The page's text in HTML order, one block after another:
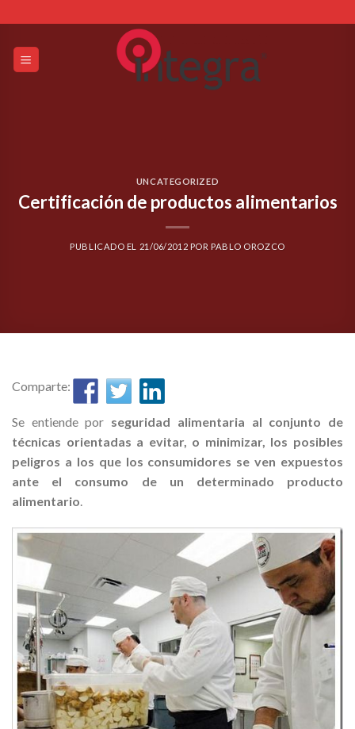
to
content
UNCATEGORIZED
Certificación de productos alimentarios
PUBLICADO EL 21/06/2012 POR PABLO OROZCO
Comparte:
Se entiende por seguridad alimentaria al conjunto de
técnicas orientadas a evitar, o minimizar, los posibles
peligros a los que los consumidores se ven expuestos
ante el consumo de un determinado producto
alimentario.